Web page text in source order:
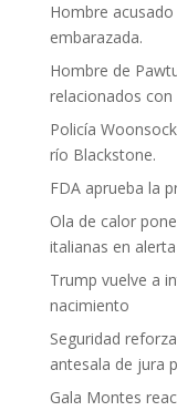
Hombre
embarazada.
Hombre de
relacionados
Policía
río Blackstone.
FDA aprueba la
Ola de calor
italianas en
Trump vuelve a
nacimiento
Seguridad
antesala de jura
Gala Montes